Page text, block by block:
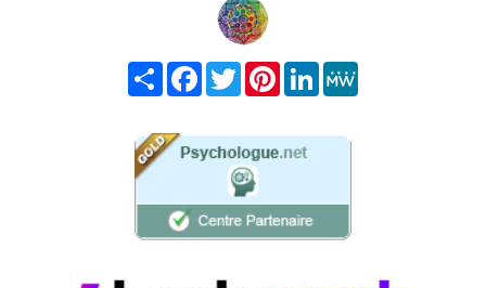
Share FacebookTwitterPinterest
LinkedIn